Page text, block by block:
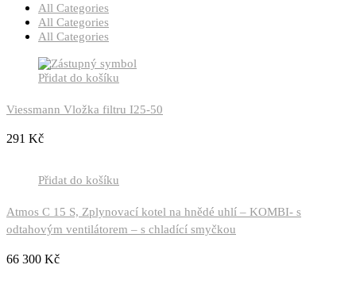
All Categories
All Categories
All Categories
Přidat do košíku
Viessmann Vložka filtru I25-50
291 Kč
Přidat do košíku
Atmos C 15 S, Zplynovací kotel na hnědé uhlí – KOMBI- s
odtahovým ventilátorem – s chladící smyčkou
66 300 Kč